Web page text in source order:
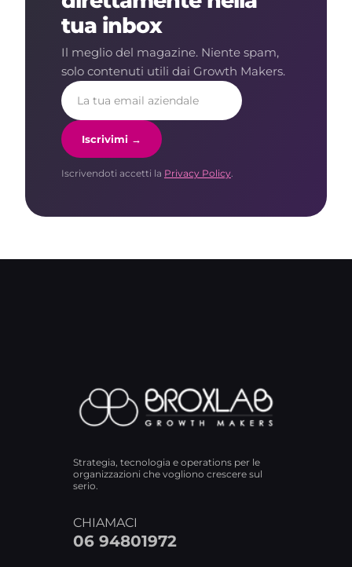
tua inbox
Il meglio del magazine. Niente spam,
solo contenuti utili dai Growth Makers.
Iscrivimi →
Iscrivendoti accetti la Privacy Policy.
Strategia, tecnologia e operations per le
organizzazioni che vogliono crescere sul
serio.
CHIAMACI
06 94801972